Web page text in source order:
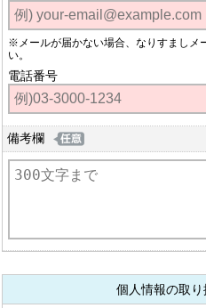
※メールが届かない場合、なりすましメ
い。
電話番号
備考欄
個人情報の取